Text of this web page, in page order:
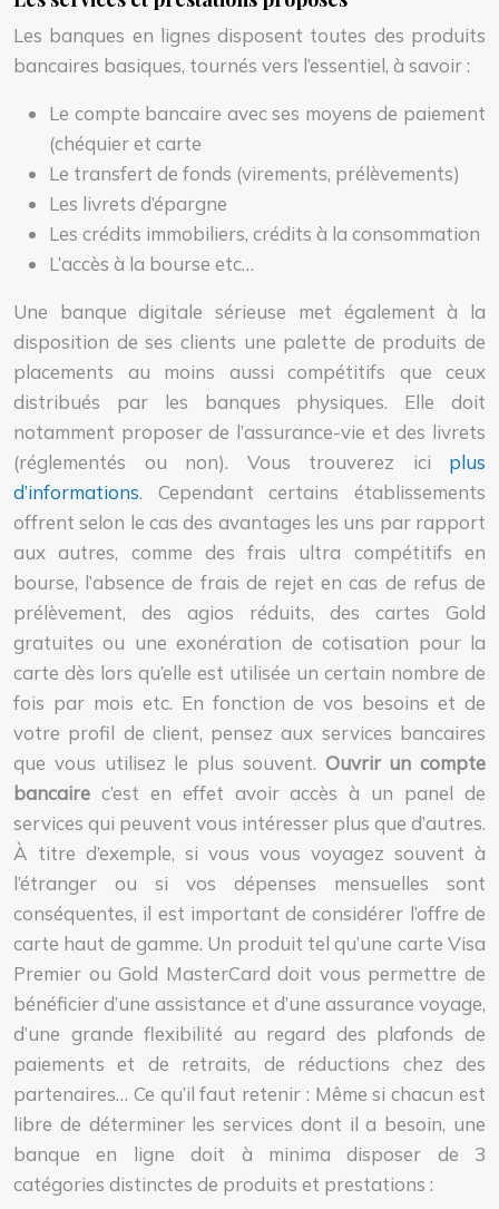
Les banques en lignes disposent toutes des produits
bancaires basiques, tournés vers l’essentiel, à savoir :
Le compte bancaire avec ses moyens de paiement
(chéquier et carte
Le transfert de fonds (virements, prélèvements)
Les livrets d’épargne
Les crédits immobiliers, crédits à la consommation
L’accès à la bourse etc…
Une banque digitale sérieuse met également à la
disposition de ses clients une palette de produits de
placements au moins aussi compétitifs que ceux
distribués par les banques physiques. Elle doit
notamment proposer de l’assurance-vie et des livrets
(réglementés ou non). Vous trouverez ici plus
d’informations. Cependant certains établissements
offrent selon le cas des avantages les uns par rapport
aux autres, comme des frais ultra compétitifs en
bourse, l’absence de frais de rejet en cas de refus de
prélèvement, des agios réduits, des cartes Gold
gratuites ou une exonération de cotisation pour la
carte dès lors qu’elle est utilisée un certain nombre de
fois par mois etc. En fonction de vos besoins et de
votre profil de client, pensez aux services bancaires
que vous utilisez le plus souvent. Ouvrir un compte
bancaire c’est en effet avoir accès à un panel de
services qui peuvent vous intéresser plus que d’autres.
À titre d’exemple, si vous vous voyagez souvent à
l’étranger ou si vos dépenses mensuelles sont
conséquentes, il est important de considérer l’offre de
carte haut de gamme. Un produit tel qu’une carte Visa
Premier ou Gold MasterCard doit vous permettre de
bénéficier d’une assistance et d’une assurance voyage,
d’une grande flexibilité au regard des plafonds de
paiements et de retraits, de réductions chez des
partenaires… Ce qu’il faut retenir : Même si chacun est
libre de déterminer les services dont il a besoin, une
banque en ligne doit à minima disposer de 3
catégories distinctes de produits et prestations :